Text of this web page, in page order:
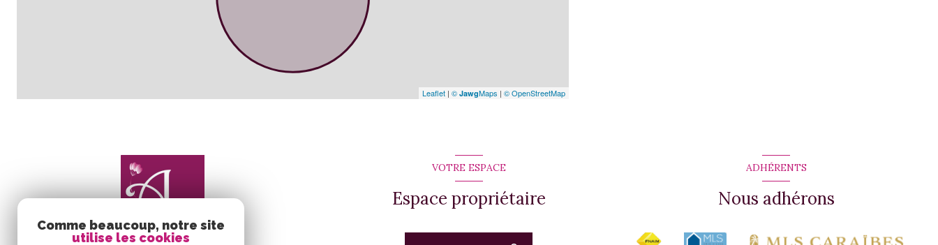
Leaflet| © JawgMaps | © OpenStreetMap
VOTRE ESPACE
Espace propriétaire
ADHÉRENTS
Nous adhérons
Comme beaucoup, notre site
utilise les cookies